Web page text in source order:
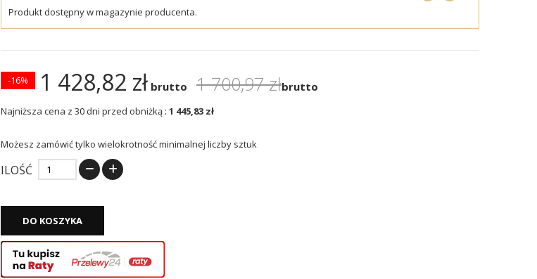
Produkt dostępny w magazynie producenta.
1 428,82 zł brutto 1 700,97 złbrutto
-16%
Najniższa cena z 30 dni przed obniżką : 1 445,83 zł
Możesz zamówić tylko wielokrotność minimalnej liczby sztuk
ILOŚĆ
DO KOSZYKA